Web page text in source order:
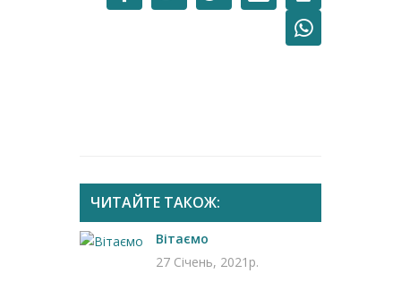
ЧИТАЙТЕ ТАКОЖ:
Вітаємо
27 Січень, 2021р.